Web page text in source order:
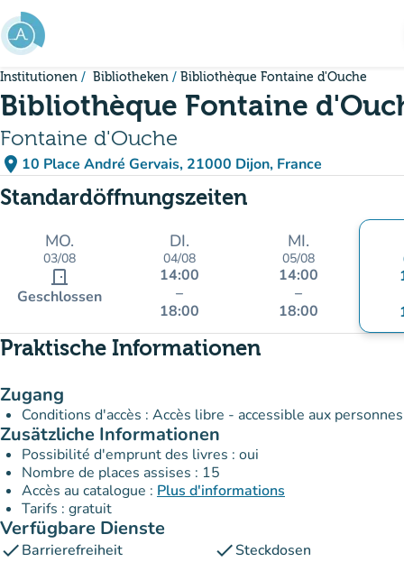
Gehe zum Hauptinhalt
Institutionen Bibliotheken Bibliothèque Fontaine d'Ouche
Bibliothèque Fontaine
Fontaine d'Ouche
place 10 Place André Gervais, 21000 Dijon, France
(in Google Maps öffnen)
(new tab)
Standardöffnungszeiten
MO.
03/08
door_front
Geschlossen
DI.
04/08
14:00
–
18:00
MI.
05/08
14:00
–
18:00
Praktische Informationen
Zugang
Conditions d'accès : Accès libre - accessible aux
Zusätzliche Informationen
Possibilité d'emprunt des livres : oui
Nombre de places assises : 15
Accès au catalogue : Plus d'informations
Tarifs : gratuit
Verfügbare Dienste
checkBarrierefreiheit checkSteckdosen